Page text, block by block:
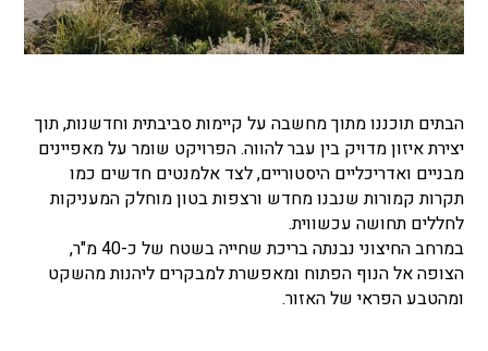
הבתים תוכננו מתוך מחשבה על קיימות סביבתית וחדשנות, תוך
יצירת איזון מדויק בין עבר להווה. הפרויקט שומר על מאפיינים
מבניים ואדריכליים היסטוריים, לצד אלמנטים חדשים כמו
תקרות קמורות שנבנו מחדש ורצפות בטון מוחלק המעניקות
לחללים תחושה עכשווית.
במרחב החיצוני נבנתה בריכת שחייה בשטח של כ-40 מ"ר,
הצופה אל הנוף הפתוח ומאפשרת למבקרים ליהנות מהשקט
ומהטבע הפראי של האזור.